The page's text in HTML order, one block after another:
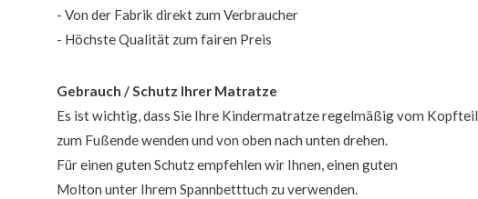
- Von der Fabrik direkt zum Verbraucher
- Höchste Qualität zum fairen Preis
Gebrauch / Schutz Ihrer Matratze
Es ist wichtig, dass Sie Ihre Kindermatratze regelmäßig vom Kopfteil
zum Fußende wenden und von oben nach unten drehen.
Für einen guten Schutz empfehlen wir Ihnen, einen guten
Molton unter Ihrem Spannbetttuch zu verwenden.